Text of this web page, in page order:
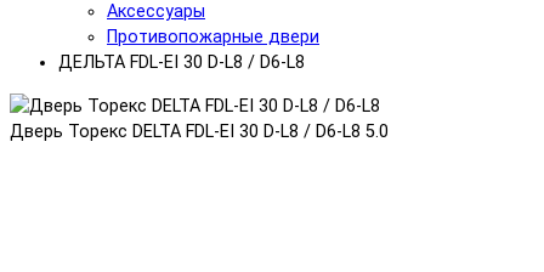
Аксессуары
Противопожарные двери
ДЕЛЬТА FDL-EI 30 D-L8 / D6-L8
Дверь Торекс DELTA FDL-EI 30 D-L8 / D6-L8 5.0